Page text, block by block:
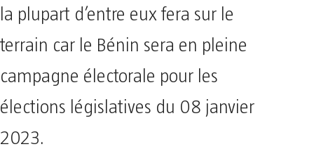
la plupart d’entre eux fera sur le
terrain car le Bénin sera en pleine
campagne électorale pour les
élections législatives du 08 janvier
2023.